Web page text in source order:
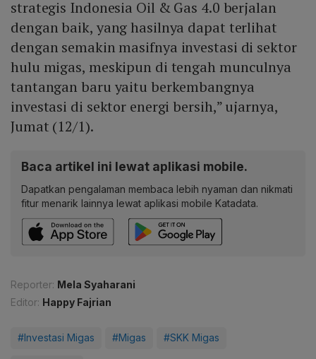
strategis Indonesia Oil & Gas 4.0 berjalan
dengan baik, yang hasilnya dapat terlihat
dengan semakin masifnya investasi di sektor
hulu migas, meskipun di tengah munculnya
tantangan baru yaitu berkembangnya
investasi di sektor energi bersih,” ujarnya,
Jumat (12/1).
Baca artikel ini lewat aplikasi mobile.
Dapatkan pengalaman membaca lebih nyaman dan nikmati
fitur menarik lainnya lewat aplikasi mobile Katadata.
Reporter: Mela Syaharani
Editor: Happy Fajrian
#Investasi Migas #Migas #SKK Migas